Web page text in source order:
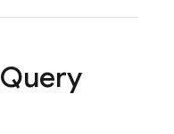
Query